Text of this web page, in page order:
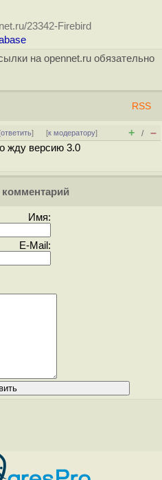
23342-Firebird
на opennet.ru обязательно
RSS
ответить] [к модератору] + / –
жду версию 3.0
Имя:
E-Mail: